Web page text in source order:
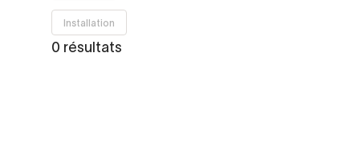
le filtre
Installation
0 résultats